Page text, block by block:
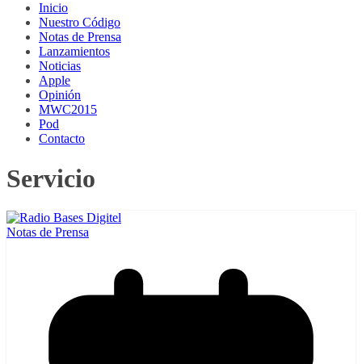
Inicio
Nuestro Código
Notas de Prensa
Lanzamientos
Noticias
Apple
Opinión
MWC2015
Pod
Contacto
Servicio
Notas de Prensa